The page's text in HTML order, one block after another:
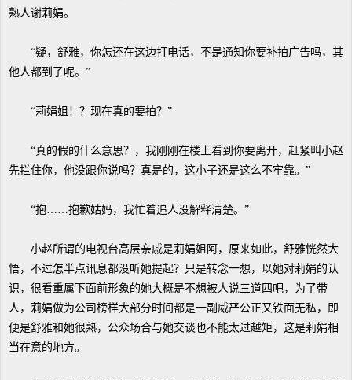
熟人谢莉娟。
“疑，舒雅，你怎还在这边打电话，不是通知你要补拍广告吗，其
他人都到了呢。”
“莉娟姐！？现在真的要拍？”
“真的假的什么意思？，我刚刚在楼上看到你要离开，赶紧叫小赵
先拦住你，他没跟你说吗？真是的，这小子还是这么不牢靠。”
“抱……抱歉姑妈，我忙着追人没解释清楚。”
小赵所谓的电视台高层亲戚是莉娟姐阿，原来如此，舒雅恍然大
悟，不过怎半点讯息都没听她提起？只是转念一想，以她对莉娟的认
识，很看重属下面前形象的她大概是不想被人说三道四吧，为了带
人，莉娟做为公司榜样大部分时间都是一副威严公正又铁面无私，即
便是舒雅和她很熟，公众场合与她交谈也不能太过越矩，这是莉娟相
当在意的地方。